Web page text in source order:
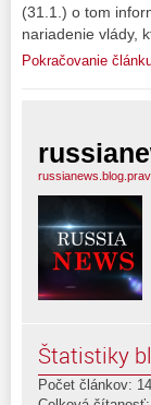
(31.1.) o tom
nariadenie vlády,
Pokračovanie
Štatistiky
Počet článkov: